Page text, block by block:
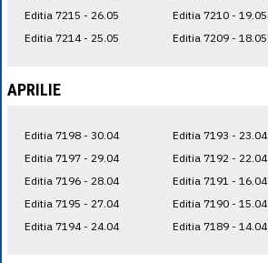
Editia 7215 - 26.05
Editia 7214 - 25.05
Editia 7210 - 19.05
Editia 7209 - 18.05
APRILIE
Editia 7198 - 30.04
Editia 7197 - 29.04
Editia 7196 - 28.04
Editia 7195 - 27.04
Editia 7194 - 24.04
Editia 7193 - 23.04
Editia 7192 - 22.04
Editia 7191 - 16.04
Editia 7190 - 15.04
Editia 7189 - 14.04